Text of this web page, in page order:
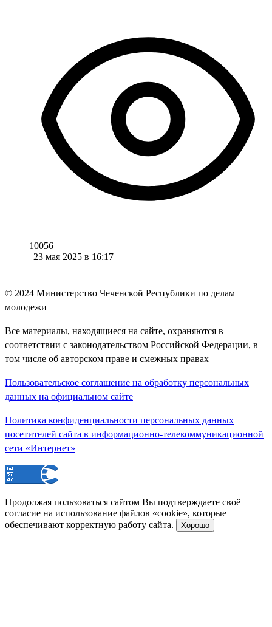
10056
| 23 мая 2025 в 16:17
© 2024 Министерство Чеченской Республики по делам
молодежи
Все материалы, находящиеся на сайте, охраняются в
соответствии с законодательством Российской Федерации, в
том числе об авторском праве и смежных правах
Пользовательское соглашение на обработку персональных
данных на официальном сайте
Политика конфиденциальности персональных данных
посетителей сайта в информационно-телекоммуникационной
сети «Интернет»
Продолжая пользоваться сайтом Вы подтверждаете своё
согласие на использование файлов «cookie», которые
обеспечивают корректную работу сайта.
Хорошо